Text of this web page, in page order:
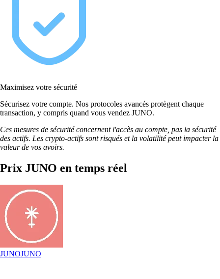
Maximisez votre sécurité
Sécurisez votre compte. Nos protocoles avancés protègent chaque
transaction, y compris quand vous vendez JUNO.
Ces mesures de sécurité concernent l'accès au compte, pas la sécurité
des actifs. Les crypto-actifs sont risqués et la volatilité peut impacter la
valeur de vos avoirs.
Prix JUNO en temps réel
JUNOJUNO